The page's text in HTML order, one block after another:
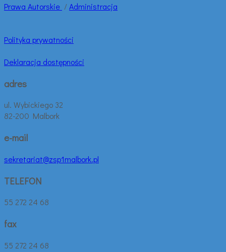
Prawa Autorskie /Administracja
Polityka prywatności
Deklaracja dostępności
adres
ul. Wybickiego 32
82-200 Malbork
e-mail
sekretariat@zsp1malbork.pl
TELEFON
55 272 24 68
fax
55 272 24 68